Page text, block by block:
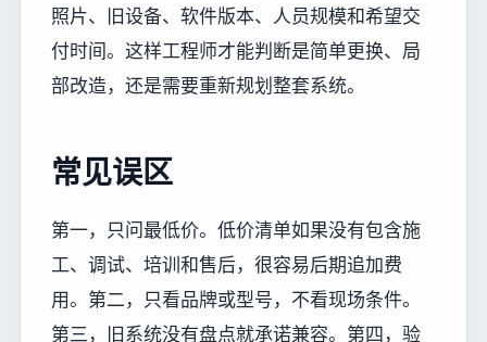
照片、旧设备、软件版本、人员规模和希望交
付时间。这样工程师才能判断是简单更换、局
部改造，还是需要重新规划整套系统。
常见误区
第一，只问最低价。低价清单如果没有包含施
工、调试、培训和售后，很容易后期追加费
用。第二，只看品牌或型号，不看现场条件。
第三，旧系统没有盘点就承诺兼容。第四，验